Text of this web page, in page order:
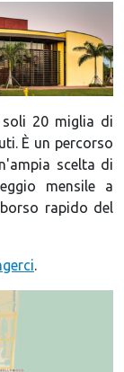
20 miglia di
È un percorso
scelta di
mensile a
rapido del
.